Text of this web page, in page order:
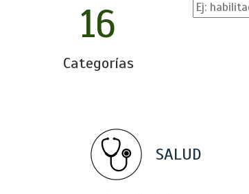
16
Categorías
SALUD